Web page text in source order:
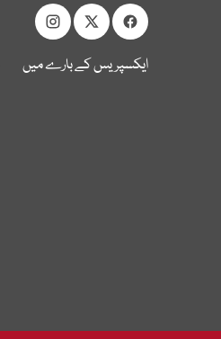
ایکسپریس کے بارے میں